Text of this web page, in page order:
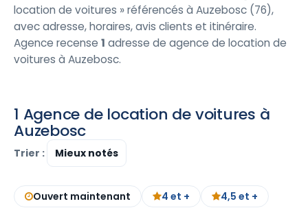
location de voitures » référencés à Auzebosc (76),
avec adresse, horaires, avis clients et itinéraire.
Agence recense 1 adresse de agence de location de
voitures à Auzebosc.
1 Agence de location de voitures à
Auzebosc
Trier :
Ouvert maintenant 4 et + 4,5 et +